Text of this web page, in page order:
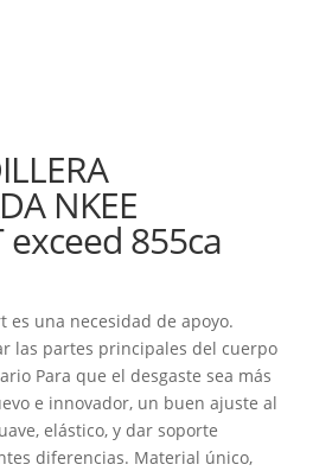
NKEE
exceed 855ca
es una necesidad de apoyo.
las partes principales del cuerpo
Para que el desgaste sea más
e innovador, un buen ajuste al
elástico, y dar soporte
diferencias. Material único,